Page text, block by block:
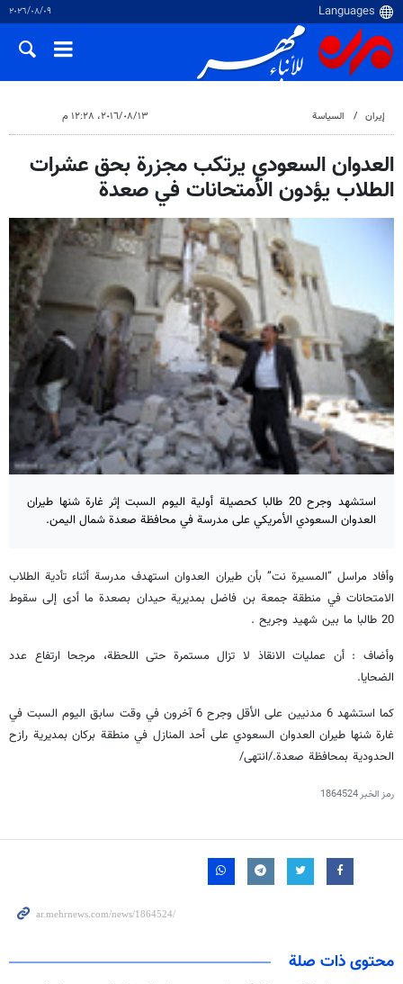
٠٩‏/٠٨‏/٢٠٢٦
إيران السياسة ١٣‏/٠٨‏/٢٠١٦، ١٢:٢٨ م
العدوان السعودي يرتكب مجزرة بحق عشرات
الطلاب يؤدون الأمتحانات في صعدة
استشهد وجرح 20 طالبا كحصيلة أولية اليوم السبت إثر غارة شنها طيران
العدوان السعودي الأمريكي على مدرسة في محافظة صعدة شمال اليمن.
وأفاد مراسل “المسيرة نت” بأن طيران العدوان استهدف مدرسة أثناء تأدية الطلاب
الامتحانات في منطقة جمعة بن فاضل بمديرية حيدان بصعدة ما أدى إلى سقوط
20 طالبا ما بين شهيد وجريح .
وأضاف : أن عمليات الانقاذ لا تزال مستمرة حتى اللحظة، مرجحا ارتفاع عدد
الضحايا.
كما استشهد 6 مدنيين على الأقل وجرح 6 آخرون في وقت سابق اليوم السبت في
غارة شنها طيران العدوان السعودي على أحد المنازل في منطقة بركان بمديرية رازح
الحدودية بمحافظة صعدة./انتهى/
رمز الخبر1864524
محتوى ذات صلة